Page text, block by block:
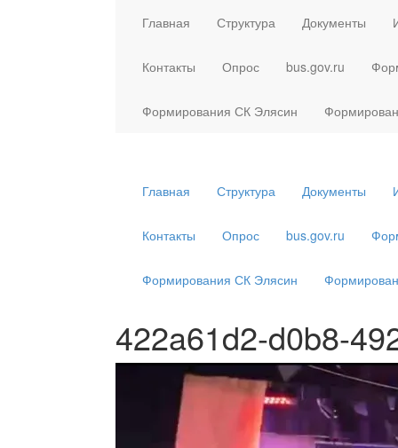
Главная Структура Документы
Контакты Опрос bus.gov.ru
Формирования СК Элясин
Главная Структура Документы
Контакты Опрос bus.gov.ru
Формирования СК Элясин
422a61d2-d0b8-